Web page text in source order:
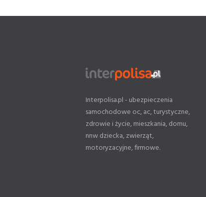
Interpolisa.pl - ubezpieczenia
samochodowe oc, ac, turystyczne,
zdrowie i życie, mieszkania, domu,
nnw dziecka, zwierząt,
motoryzacyjne, firmowe.